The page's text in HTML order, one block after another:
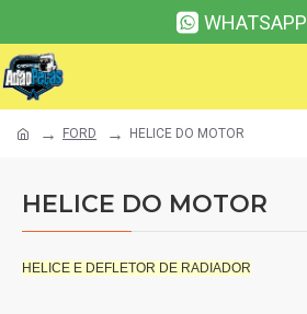
WHATSAPP
FORD HELICE DO MOTOR
HELICE DO MOTOR
HELICE E DEFLETOR DE RADIADOR